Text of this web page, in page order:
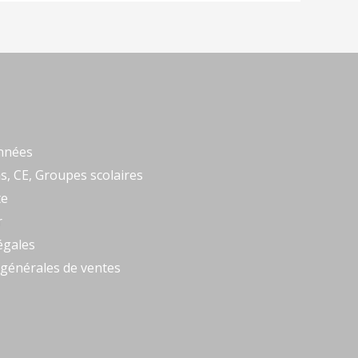
CE, Groupes scolaires
de ventes